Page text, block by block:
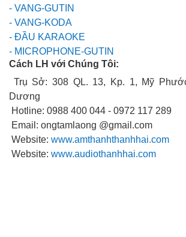
- VANG-GUTIN
- VANG-KODA
- ĐẦU KARAOKE
- MICROPHONE-GUTIN
Cách LH với Chúng Tôi:
Trụ Sở: 308 QL. 13, Kp. 1, Mỹ
Dương
Hotline: 0988 400 044 - 0972 117 289
Email: ongtamlaong @gmail.com
Website: www.amthanhthanhhai.com
Website: www.audiothanhhai.com